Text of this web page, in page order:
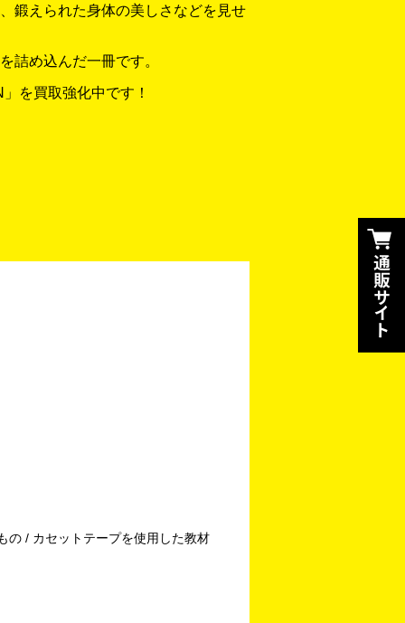
鍛えられた身体の美しさなどを見せ
詰め込んだ一冊です。
を買取強化中です！
の / カセットテープを使用した教材